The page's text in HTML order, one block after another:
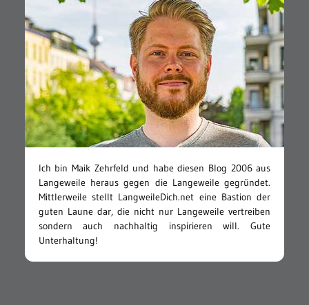
Ich bin Maik Zehrfeld und habe diesen Blog 2006 aus
Langeweile heraus gegen die Langeweile gegründet.
Mittlerweile stellt LangweileDich.net eine Bastion der
guten Laune dar, die nicht nur Langeweile vertreiben
sondern auch nachhaltig inspirieren will. Gute
Unterhaltung!